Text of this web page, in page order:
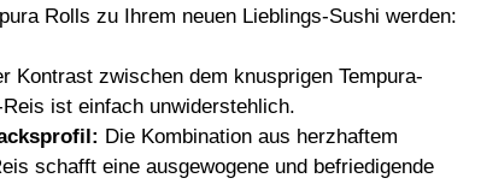
Rolls zu Ihrem neuen Lieblings-Sushi werden:
Kontrast zwischen dem knusprigen Tempura-
ist einfach unwiderstehlich.
Die Kombination aus herzhaftem
schafft eine ausgewogene und befriedigende